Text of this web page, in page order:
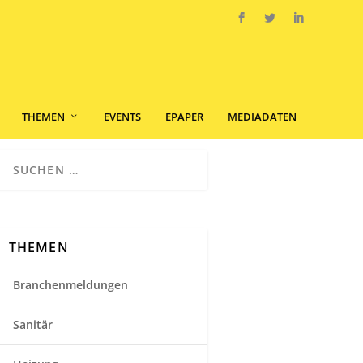
THEMEN EVENTS EPAPER MEDIADATEN
THEMEN
Branchenmeldungen
Sanitär